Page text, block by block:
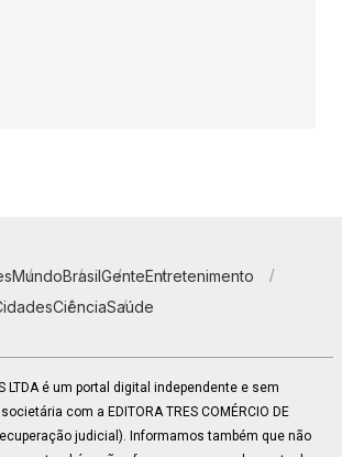
MundoBrasilGenteEntretenimento
CiênciaSaúde
LTDA é um portal digital independente e sem
com a EDITORA TRES COMÉRCIO DE
judicial). Informamos também que não